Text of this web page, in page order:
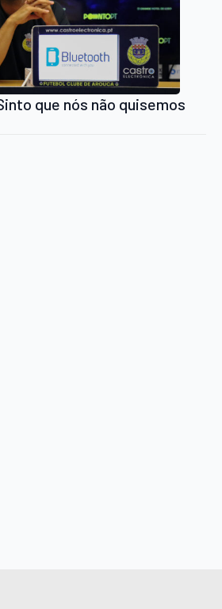
que nós não quisemos